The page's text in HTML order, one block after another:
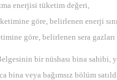
enerjisi tüketim değeri,
göre, belirlenen enerji
göre, belirlenen sera gazları
bir nüshası bina sahibi,
bina veya bağımsız bölüm